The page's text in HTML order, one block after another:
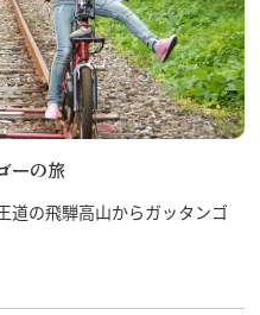
ーの旅
道の飛騨高山からガッタンゴ